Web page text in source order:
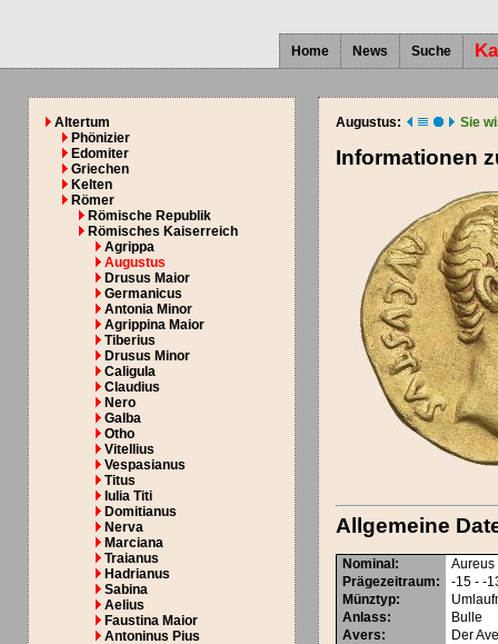
Home News Suche
Altertum
Phönizier
Edomiter
Griechen
Kelten
Römer
Römische Republik
Römisches Kaiserreich
Agrippa
Augustus
Drusus Maior
Germanicus
Antonia Minor
Agrippina Maior
Tiberius
Drusus Minor
Caligula
Claudius
Nero
Galba
Otho
Vitellius
Vespasianus
Titus
Iulia Titi
Domitianus
Nerva
Marciana
Traianus
Hadrianus
Sabina
Aelius
Faustina Maior
Antoninus Pius
Augustus: Sie
Informationen
Allgemeine
Nominal :
Aureus
Prägezeitraum:
-15 - -
Münztyp:
Anlass:
Bulle
Avers:
Der